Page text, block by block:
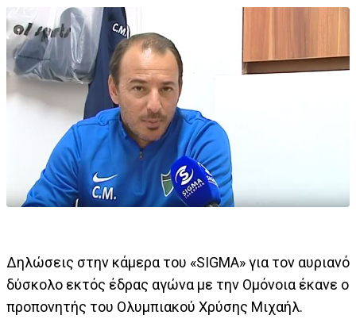
Δηλώσεις στην κάμερα του «SIGMA» για τον αυριανό
δύσκολο εκτός έδρας αγώνα με την Ομόνοια έκανε ο
προπονητής του Ολυμπιακού Χρύσης Μιχαήλ.